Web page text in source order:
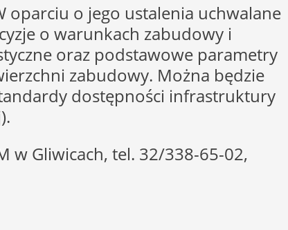
oparciu o jego ustalenia uchwalane
o warunkach zabudowy i
oraz podstawowe parametry
zabudowy. Można będzie
dostępności infrastruktury
w Gliwicach, tel. 32/338-65-02,